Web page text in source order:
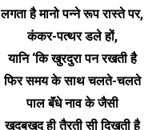
लगता है मानो पन्ने रूप रास्ते पर,
कंकर-पत्थर डले हों,
यानि ‘कि खुरदुरा पन रखती है
फिर समय के साथ चलते-चलते
पाल बॅंधे नाव के जैसी
खुदबखुद ही तैरती सी दिखती है